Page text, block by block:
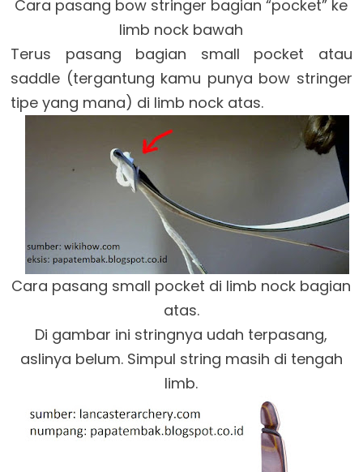
Cara pasang bow stringer bagian “pocket” ke
limb nock bawah
Terus pasang bagian small pocket atau
saddle (tergantung kamu punya bow stringer
tipe yang mana) di limb nock atas.
Cara pasang small pocket di limb nock bagian
atas.
Di gambar ini stringnya udah terpasang,
aslinya belum. Simpul string masih di tengah
limb.